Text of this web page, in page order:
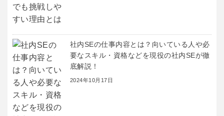
社内SEの仕事内容とは？向いている人や必
要なスキル・資格などを現役の社内SEが徹
底解説！
2024年10月17日